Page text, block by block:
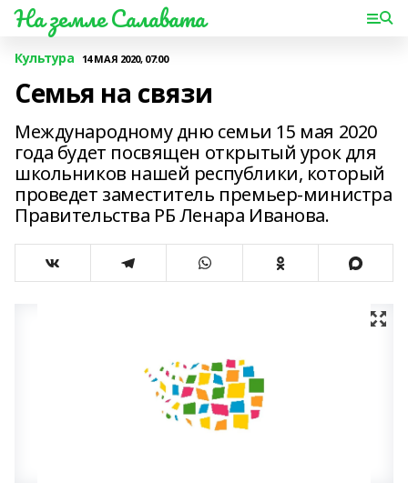
На земле Салавата
Культура 14 МАЯ 2020, 07:00
Семья на связи
Международному дню семьи 15 мая 2020
года будет посвящен открытый урок для
школьников нашей республики, который
проведет заместитель премьер-министра
Правительства РБ Ленара Иванова.